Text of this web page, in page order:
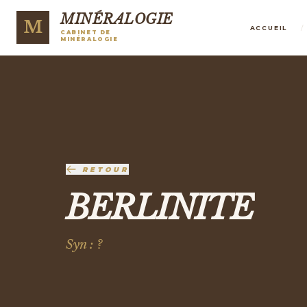
M MINÉRALOGIE
CABINET DE
MINÉRALOGIE
ACCUEIL /
RETOUR
BERLINITE
Syn : ?